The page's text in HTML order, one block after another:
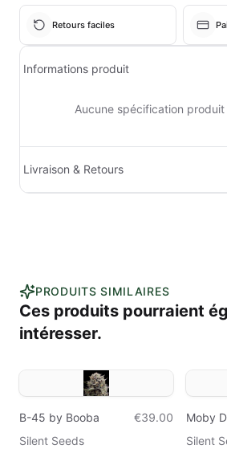
Retours faciles
Informations produit
Aucune spécification
Livraison & Retours
PRODUITS SIMILAIRES
Ces produits pourraient
intéresser.
B-45 by Booba
€39.00
Silent Seeds
Moby
Silent